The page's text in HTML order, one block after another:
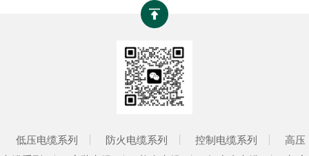
低压电缆系列 防火电缆系列 控制电缆系列
高压